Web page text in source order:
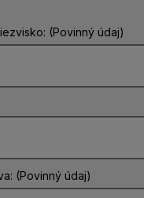
(Povinný údaj)
(Povinný údaj)